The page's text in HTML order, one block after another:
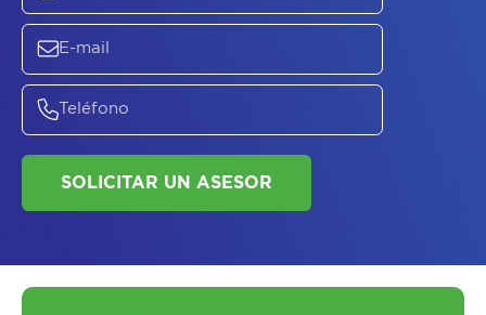
ASESORATE SOBREELPLAN DE
SALUD